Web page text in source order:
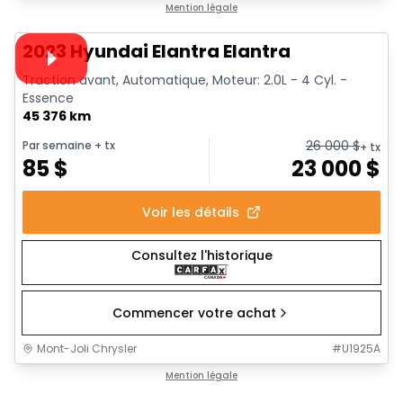
Mention légale
Vidéo disponible
2023 Hyundai Elantra Elantra
Traction avant, Automatique, Moteur: 2.0L - 4 Cyl. -
Essence
45 376 km
Par semaine + tx
85$
26 000$+ tx
23 000$
Voir les détails
Consultez l'historique
Commencer votre achat
Mont-Joli Chrysler #U1925A
Mention légale